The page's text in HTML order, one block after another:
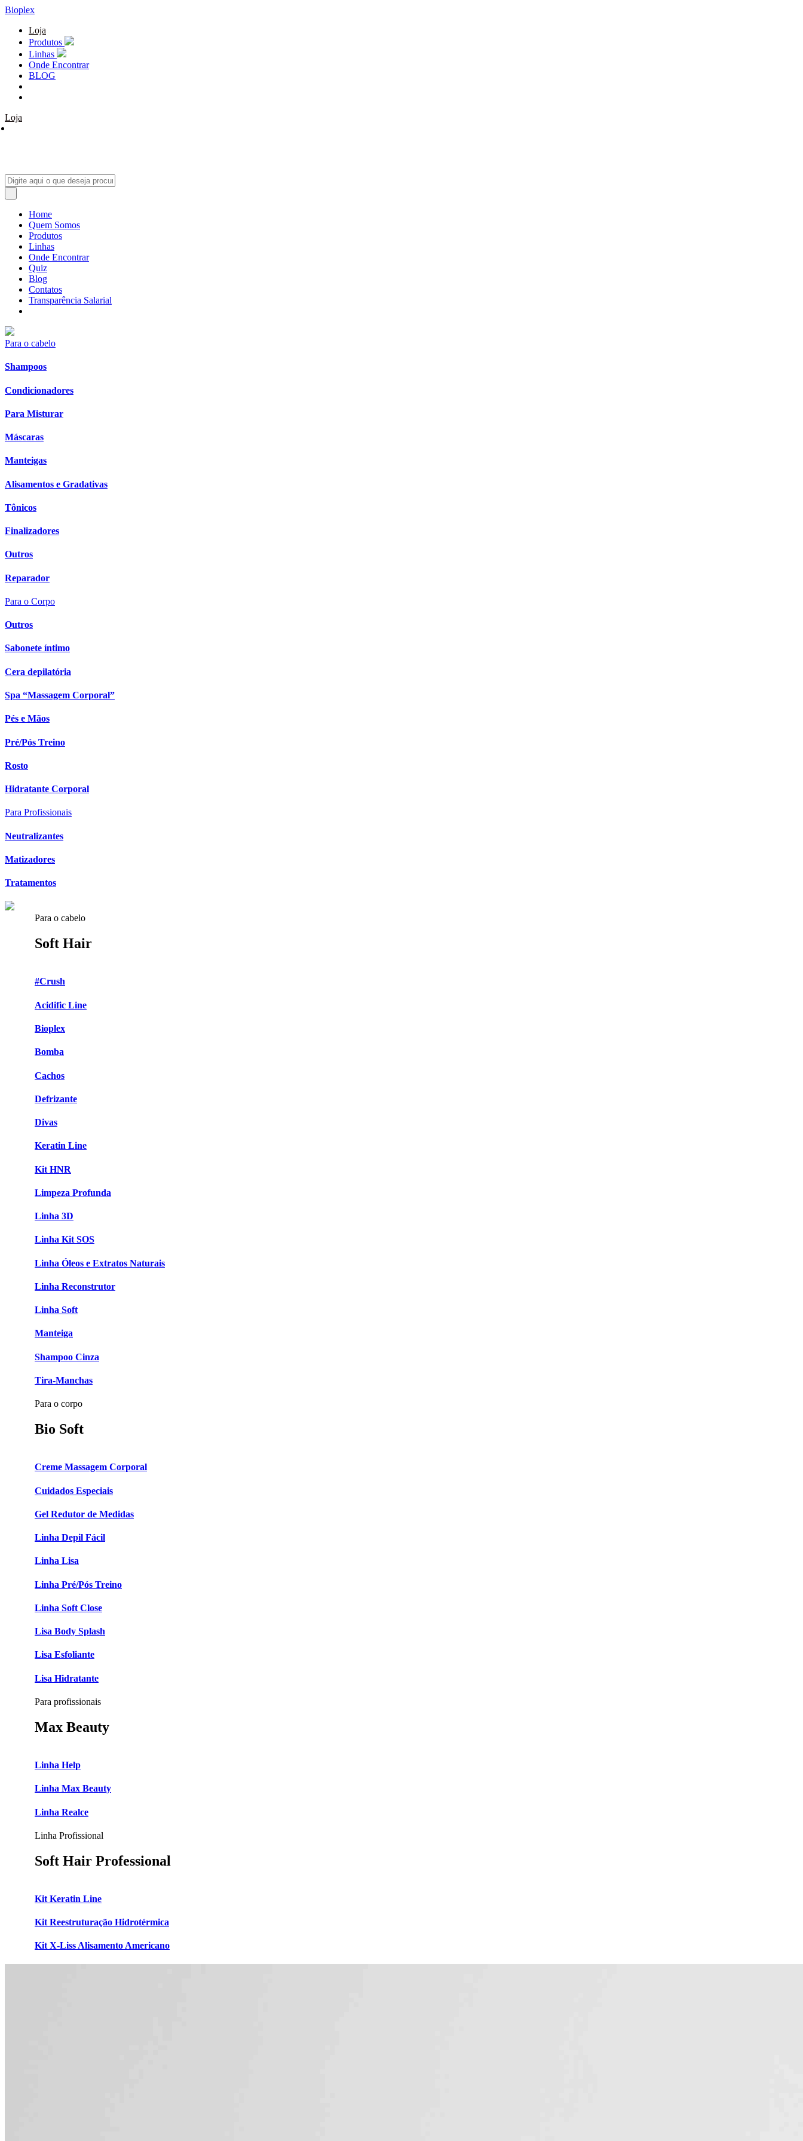
Bioplex
Loja
Produtos
Linhas
Onde Encontrar
BLOG
Loja
Home
Quem Somos
Produtos
Linhas
Onde Encontrar
Quiz
Blog
Contatos
Transparência Salarial
Para o cabelo
Shampoos
Condicionadores
Para Misturar
Máscaras
Manteigas
Alisamentos e Gradativas
Tônicos
Finalizadores
Outros
Reparador
Para o Corpo
Outros
Sabonete íntimo
Cera depilatória
Spa “Massagem Corporal”
Pés e Mãos
Pré/Pós Treino
Rosto
Hidratante Corporal
Para Profissionais
Neutralizantes
Matizadores
Tratamentos
Para o cabelo
Soft Hair
#Crush
Acidific Line
Bioplex
Bomba
Cachos
Defrizante
Divas
Keratin Line
Kit HNR
Limpeza Profunda
Linha 3D
Linha Kit SOS
Linha Óleos e Extratos Naturais
Linha Reconstrutor
Linha Soft
Manteiga
Shampoo Cinza
Tira-Manchas
Para o corpo
Bio Soft
Creme Massagem Corporal
Cuidados Especiais
Gel Redutor de Medidas
Linha Depil Fácil
Linha Lisa
Linha Pré/Pós Treino
Linha Soft Close
Lisa Body Splash
Lisa Esfoliante
Lisa Hidratante
Para profissionais
Max Beauty
Linha Help
Linha Max Beauty
Linha Realce
Linha Profissional
Soft Hair Professional
Kit Keratin Line
Kit Reestruturação Hidrotérmica
Kit X-Liss Alisamento Americano